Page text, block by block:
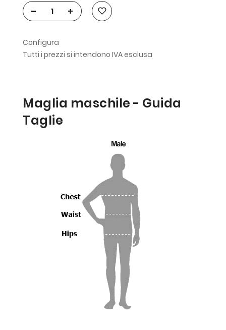
- +
Configura
Tutti i prezzi si intendono IVA esclusa
Maglia maschile - Guida
Taglie